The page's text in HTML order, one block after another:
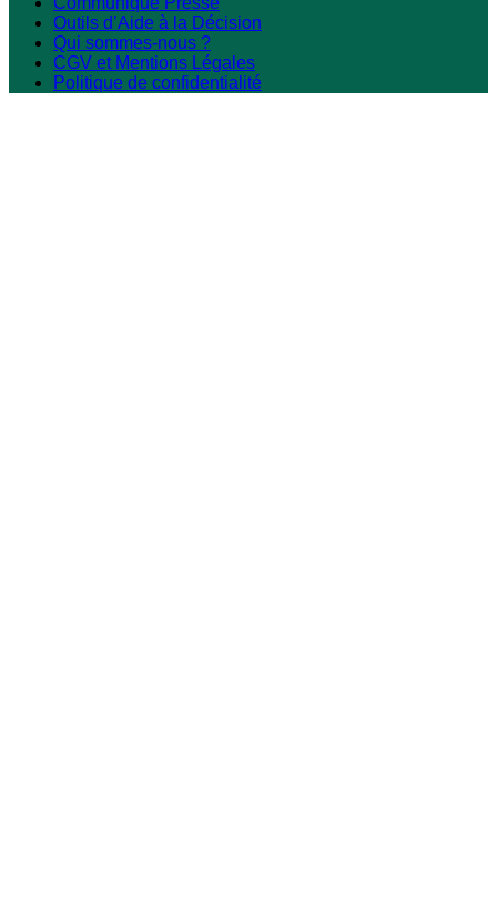
Outils d’Aide à la Décision
Qui sommes-nous ?
CGV et Mentions Légales
Politique de confidentialité